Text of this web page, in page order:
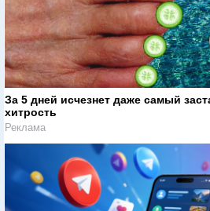
За 5 дней исчезнет даже самый
хитрость
Реклама